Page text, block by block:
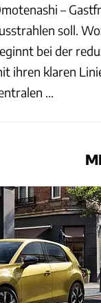
–
soll.
bei der
ihren klaren
...